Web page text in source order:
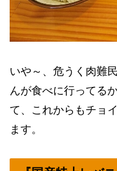
いや～、危うく肉難
んが食べに行ってる
て、これからもチョ
ます。